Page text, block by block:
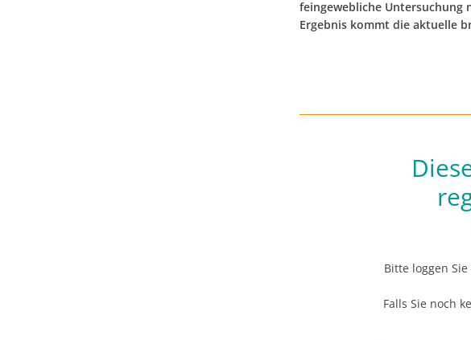
feingewebliche Untersuchung
Ergebnis kommt die aktuelle
Bitte loggen
Falls Sie noch